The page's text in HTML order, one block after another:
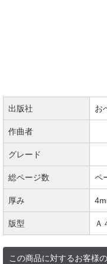
出版社 お
作曲者
グレード
総ページ数 ペ
厚み
版型 Ａ
この商品に対するお客様